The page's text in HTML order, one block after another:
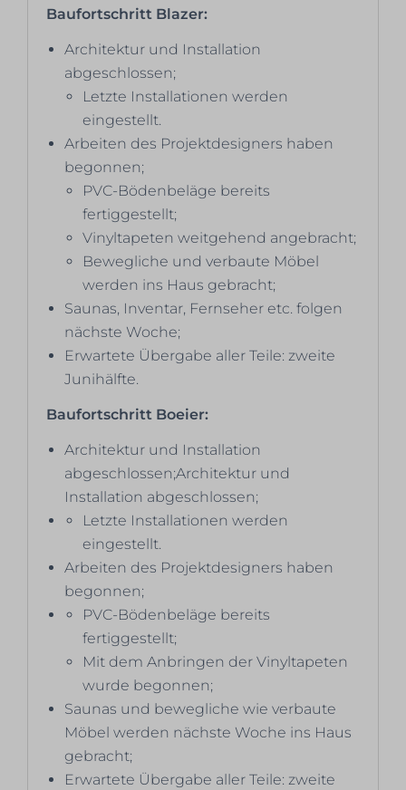
Baufortschritt Blazer:
Architektur und Installation
abgeschlossen;
Letzte Installationen werden
eingestellt.
Arbeiten des Projektdesigners haben
begonnen;
PVC-Bödenbeläge bereits
fertiggestellt;
Vinyltapeten weitgehend angebracht;
Bewegliche und verbaute Möbel
werden ins Haus gebracht;
Saunas, Inventar, Fernseher etc. folgen
nächste Woche;
Erwartete Übergabe aller Teile: zweite
Junihälfte.
Baufortschritt Boeier:
Architektur und Installation
abgeschlossen;Architektur und
Installation abgeschlossen;
Letzte Installationen werden
eingestellt.
Arbeiten des Projektdesigners haben
begonnen;
PVC-Bödenbeläge bereits
fertiggestellt;
Mit dem Anbringen der Vinyltapeten
wurde begonnen;
Saunas und bewegliche wie verbaute
Möbel werden nächste Woche ins Haus
gebracht;
Erwartete Übergabe aller Teile: zweite